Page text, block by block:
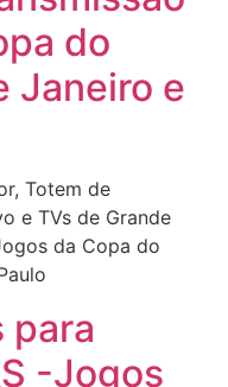
do
Janeiro e
Totem de
e TVs de Grande
da Copa do
para
-Jogos